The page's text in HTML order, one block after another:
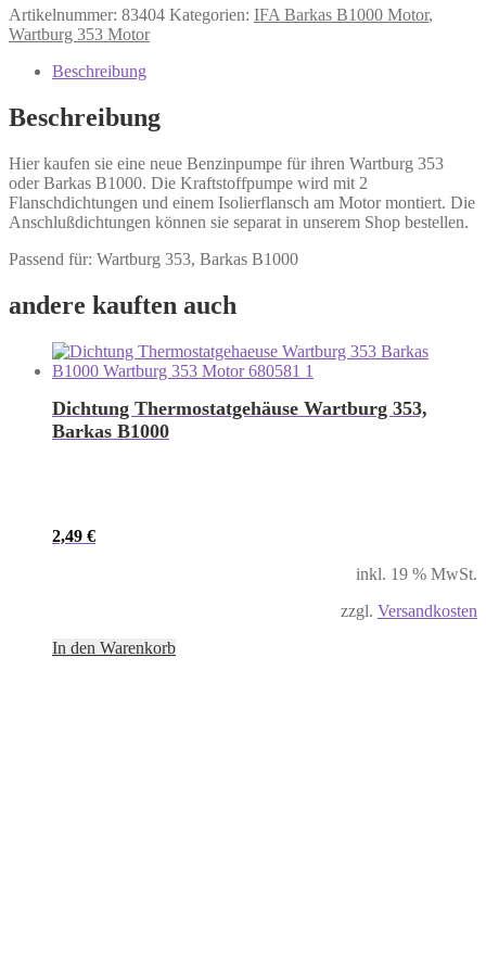
Artikelnummer: 83404 Kategorien: IFA Barkas B1000 Motor,
Wartburg 353 Motor
Beschreibung
Beschreibung
Hier kaufen sie eine neue Benzinpumpe für ihren Wartburg 353
oder Barkas B1000. Die Kraftstoffpumpe wird mit 2
Flanschdichtungen und einem Isolierflansch am Motor montiert. Die
Anschlußdichtungen können sie separat in unserem Shop bestellen.
Passend für: Wartburg 353, Barkas B1000
andere kauften auch
Dichtung Thermostatgehäuse Wartburg 353,
Barkas B1000
2,49 €
inkl. 19 % MwSt.
zzgl. Versandkosten
In den Warenkorb